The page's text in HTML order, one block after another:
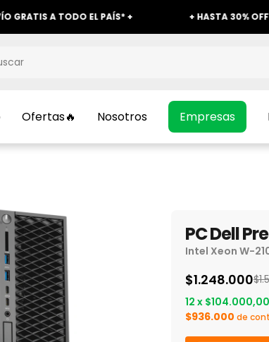
A TODO EL PAÍS* + + HASTA 30% OFF EN
Ofertas🔥 Nosotros Empresas
PC Dell
Intel Xeon W-
$1.248.000
12 x $104.000,00
$936.000 de